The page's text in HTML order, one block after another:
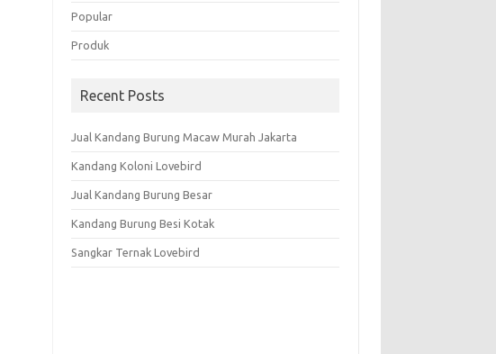
Popular
Produk
Recent Posts
Jual Kandang Burung Macaw Murah Jakarta
Kandang Koloni Lovebird
Jual Kandang Burung Besar
Kandang Burung Besi Kotak
Sangkar Ternak Lovebird